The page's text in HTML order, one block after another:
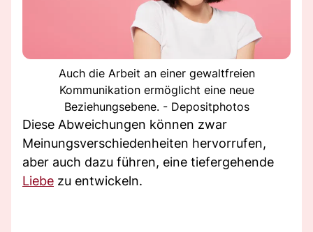
Auch die Arbeit an einer gewaltfreien
Kommunikation ermöglicht eine neue
Beziehungsebene. - Depositphotos
Diese Abweichungen können zwar
Meinungsverschiedenheiten hervorrufen,
aber auch dazu führen, eine tiefergehende
Liebe zu entwickeln.